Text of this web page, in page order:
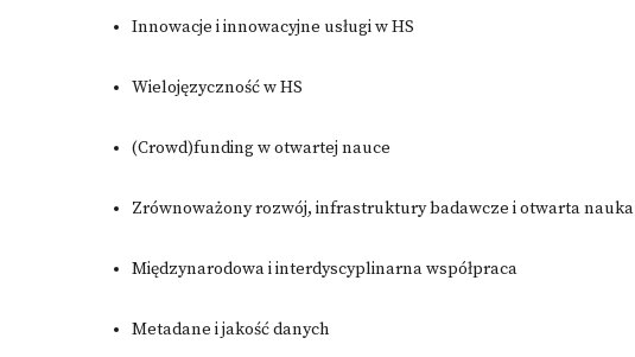
Innowacje i innowacyjne usługi w HS
Wielojęzyczność w HS
(Crowd)funding w otwartej nauce
Zrównoważony rozwój, infrastruktury badawcze i otwarta nauka
Międzynarodowa i interdyscyplinarna współpraca
Metadane i jakość danych